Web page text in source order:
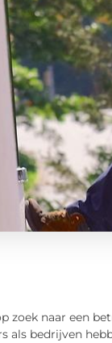
zoek naar een
als bedrijven